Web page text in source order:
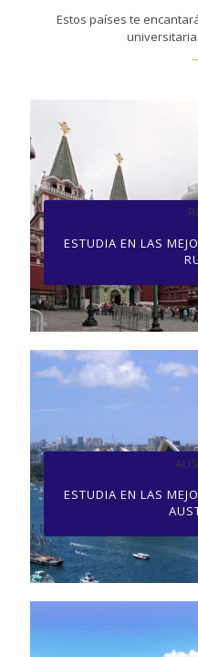
Estos países te
ESTUDIA EN LAS
ESTUDIA EN LAS